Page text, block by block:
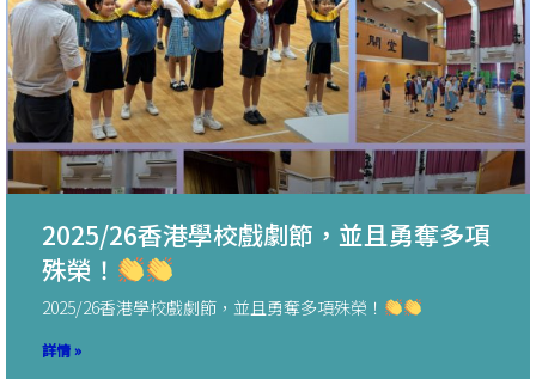
2025/26香港學校戲劇節，並且勇奪多項
殊榮！
2025/26香港學校戲劇節，並且勇奪多項殊榮！
詳情 »